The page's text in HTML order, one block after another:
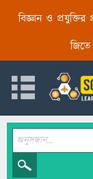
বিজ্ঞান ও
জিতে